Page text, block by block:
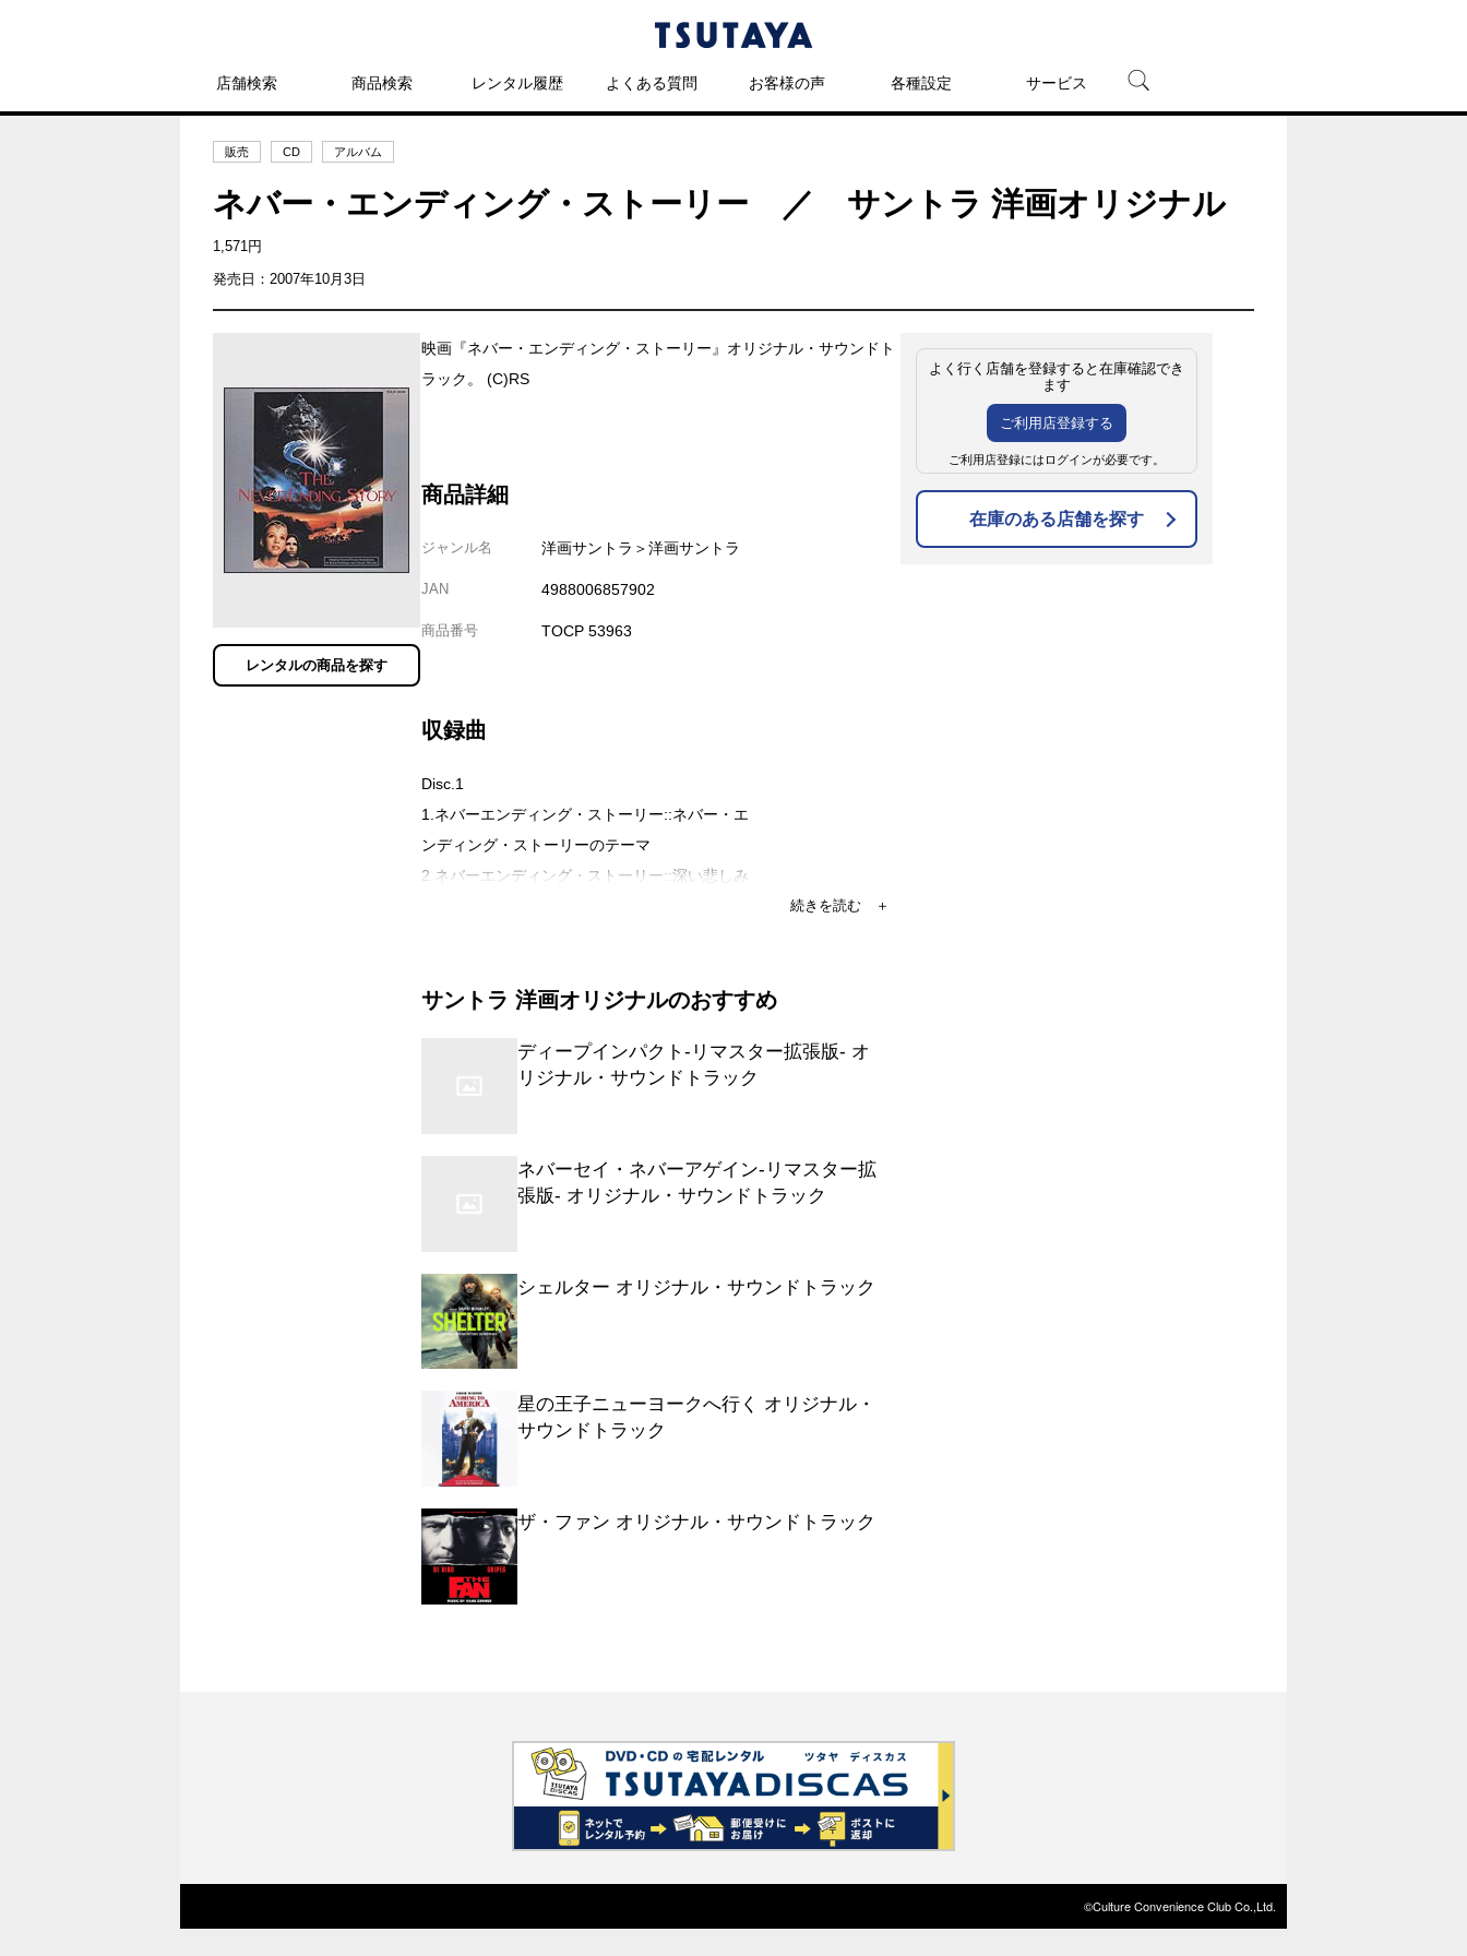
店舗検索 商品検索 レンタル履歴 よくある質問 お客様の声 各種設定 サービス
TSUTAYAプレミアムNEXT
販売 CD アルバム
ネバー・エンディング・ストーリー ／ サントラ 洋画オリジナル
1,571円
発売日：2007年10月3日
レンタルの商品を探す
映画『ネバー・エンディング・ストーリー』オリジナル・サウンドト
ラック。 (C)RS
商品詳細
ジャンル名 洋画サントラ＞洋画サントラ
JAN 4988006857902
商品番号 TOCP 53963
収録曲
Disc.1
1.ネバーエンディング・ストーリー::ネバー・エ
ンディング・ストーリーのテーマ
2.ネバーエンディング・ストーリー::深い悲しみ
ルコン
7.ネバーエンディング・ストーリー::ファンター
10.ネバーエンディング・ストーリー::ファルコ
ンとの出会い
11.ネバーエンディング・ストーリー::鏡の門/南
のお告げ所
12.ネバーエンディング・ストーリー::人狼グモ
ルグ
13.ネバーエンディング・ストーリー::ムーンチ
ャイルド
14.ネバーエンディング・ストーリー::オーリン
15.ネバーエンディング・ストーリー::喜びの飛
行
サントラ 洋画オリジナルのおすすめ
ディープインパクト-リマスター拡張版- オ
リジナル・サウンドトラック
ネバーセイ・ネバーアゲイン-リマスター拡
張版- オリジナル・サウンドトラック
シェルター オリジナル・サウンドトラック
星の王子ニューヨークへ行く オリジナル・
サウンドトラック
ザ・ファン オリジナル・サウンドトラック
よく行く店舗を登録すると在庫確認でき
ます
ご利用店登録する
ご利用店登録にはログインが必要です。
在庫のある店舗を探す
©Culture Convenience Club Co.,Ltd.